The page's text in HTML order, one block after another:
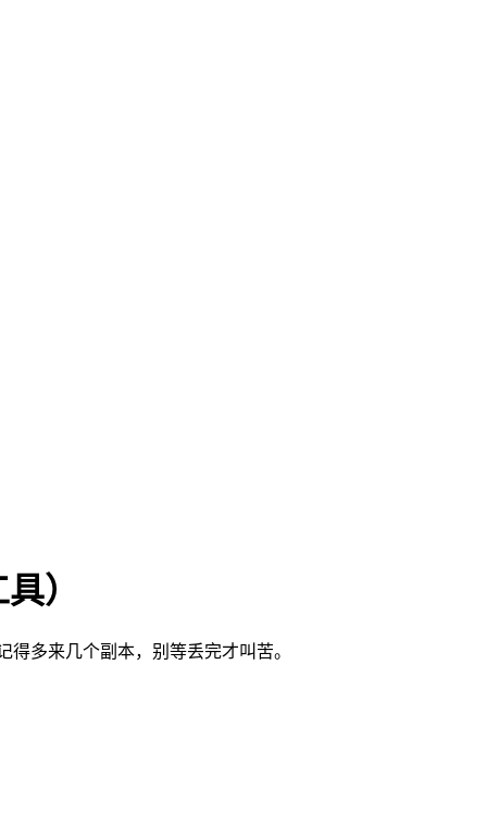
）
多来几个副本，别等丢完才叫苦。